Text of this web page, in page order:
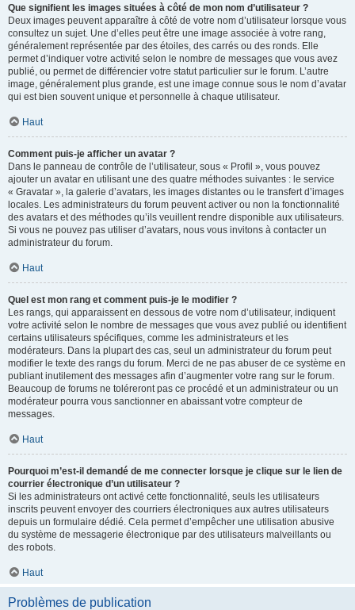
Que signifient les images situées à côté de mon nom d’utilisateur ?
Deux images peuvent apparaître à côté de votre nom d’utilisateur lorsque vous
consultez un sujet. Une d’elles peut être une image associée à votre rang,
généralement représentée par des étoiles, des carrés ou des ronds. Elle
permet d’indiquer votre activité selon le nombre de messages que vous avez
publié, ou permet de différencier votre statut particulier sur le forum. L’autre
image, généralement plus grande, est une image connue sous le nom d’avatar
qui est bien souvent unique et personnelle à chaque utilisateur.
Haut
Comment puis-je afficher un avatar ?
Dans le panneau de contrôle de l’utilisateur, sous « Profil », vous pouvez
ajouter un avatar en utilisant une des quatre méthodes suivantes : le service
« Gravatar », la galerie d’avatars, les images distantes ou le transfert d’images
locales. Les administrateurs du forum peuvent activer ou non la fonctionnalité
des avatars et des méthodes qu’ils veuillent rendre disponible aux utilisateurs.
Si vous ne pouvez pas utiliser d’avatars, nous vous invitons à contacter un
administrateur du forum.
Haut
Quel est mon rang et comment puis-je le modifier ?
Les rangs, qui apparaissent en dessous de votre nom d’utilisateur, indiquent
votre activité selon le nombre de messages que vous avez publié ou identifient
certains utilisateurs spécifiques, comme les administrateurs et les
modérateurs. Dans la plupart des cas, seul un administrateur du forum peut
modifier le texte des rangs du forum. Merci de ne pas abuser de ce système en
publiant inutilement des messages afin d’augmenter votre rang sur le forum.
Beaucoup de forums ne toléreront pas ce procédé et un administrateur ou un
modérateur pourra vous sanctionner en abaissant votre compteur de
messages.
Haut
Pourquoi m’est-il demandé de me connecter lorsque je clique sur le lien de
courrier électronique d’un utilisateur ?
Si les administrateurs ont activé cette fonctionnalité, seuls les utilisateurs
inscrits peuvent envoyer des courriers électroniques aux autres utilisateurs
depuis un formulaire dédié. Cela permet d’empêcher une utilisation abusive
du système de messagerie électronique par des utilisateurs malveillants ou
des robots.
Haut
Problèmes de publication